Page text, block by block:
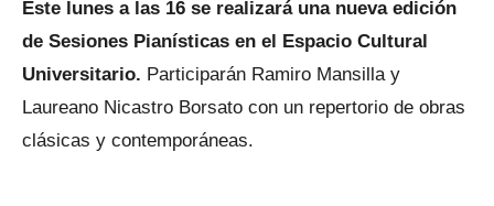
Este lunes a las 16 se realizará una nueva edición
de Sesiones Pianísticas en el Espacio Cultural
Universitario. Participarán Ramiro Mansilla y
Laureano Nicastro Borsato con un repertorio de obras
clásicas y contemporáneas.